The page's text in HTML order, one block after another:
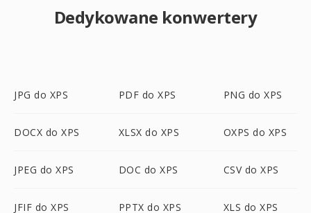
Dedykowane konwertery
JPG do XPS PDF do XPS PNG do XPS
DOCX do XPS XLSX do XPS OXPS do XPS
JPEG do XPS DOC do XPS CSV do XPS
JFIF do XPS PPTX do XPS XLS do XPS